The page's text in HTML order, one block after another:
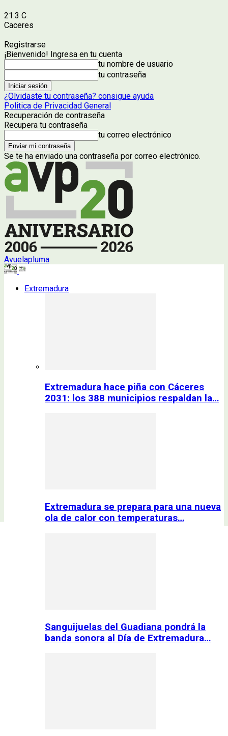
21.3 C
Caceres
Registrarse
¡Bienvenido! Ingresa en tu cuenta
tu nombre de usuario
tu contraseña
¿Olvidaste tu contraseña? consigue ayuda
Politica de Privacidad General
Recuperación de contraseña
Recupera tu contraseña
tu correo electrónico
Se te ha enviado una contraseña por correo electrónico.
Avuelapluma
Extremadura
Extremadura hace piña con Cáceres
2031: los 388 municipios respaldan la…
Extremadura se prepara para una nueva
ola de calor con temperaturas…
Sanguijuelas del Guadiana pondrá la
banda sonora al Día de Extremadura…